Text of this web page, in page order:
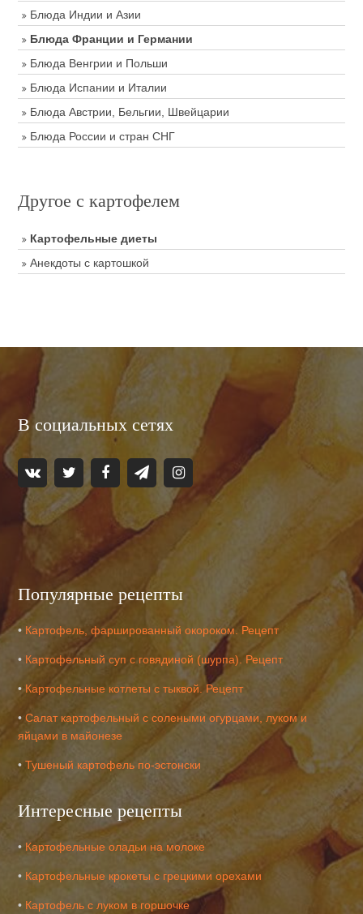
Блюда Индии и Азии
Блюда Франции и Германии
Блюда Венгрии и Польши
Блюда Испании и Италии
Блюда Австрии, Бельгии, Швейцарии
Блюда России и стран СНГ
Другое с картофелем
Картофельные диеты
Анекдоты с картошкой
В социальных сетях
Популярные рецепты
• Картофель, фаршированный окороком. Рецепт
• Картофельный суп с говядиной (шурпа). Рецепт
• Картофельные котлеты с тыквой. Рецепт
•Салат картофельный с солеными огурцами, луком и
яйцами в майонезе
•Тушеный картофель по-эстонски
Интересные рецепты
• Картофельные оладьи на молоке
• Картофельные крокеты с грецкими орехами
• Картофель с луком в горшочке